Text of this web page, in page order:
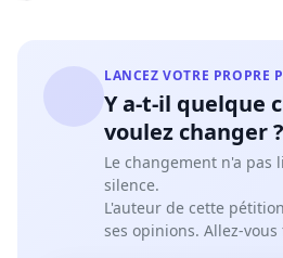
LANCEZ VOTRE PROPRE
Y a-t-il quelque
voulez changer ?
Le changement n'a pas
silence.
L'auteur de cette
ses opinions. Allez-